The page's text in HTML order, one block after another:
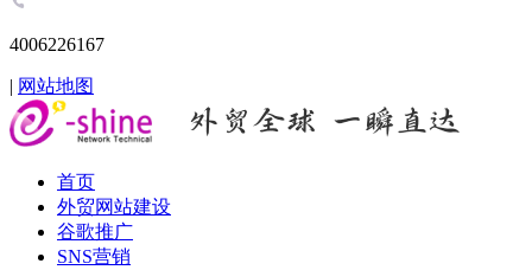
4006226167
| 网站地图
首页
外贸网站建设
谷歌推广
SNS营销